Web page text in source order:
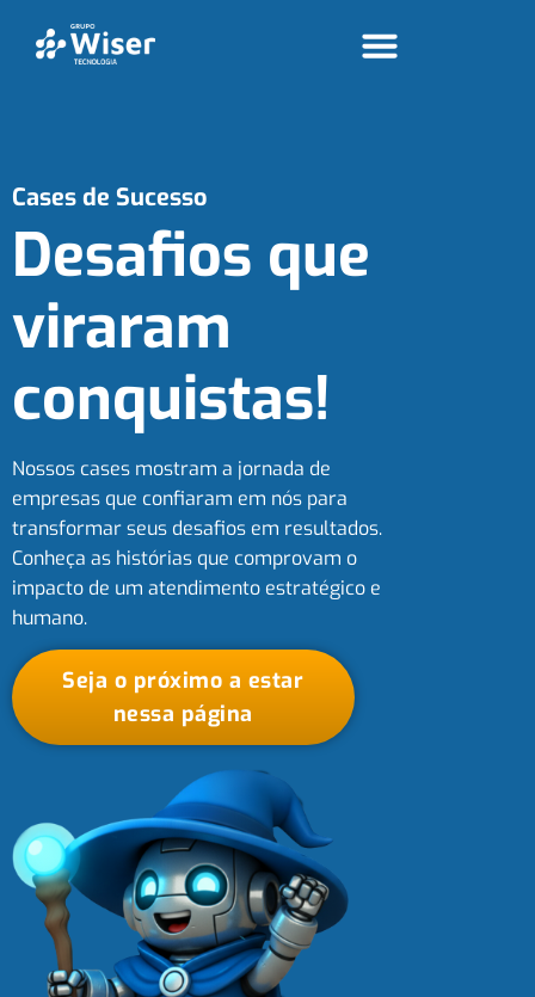
Cases de Sucesso
Desafios que
viraram
conquistas!
Nossos cases mostram a jornada de
empresas que confiaram em nós para
transformar seus desafios em resultados.
Conheça as histórias que comprovam o
impacto de um atendimento estratégico e
humano.
Seja o próximo a estar
nessa página